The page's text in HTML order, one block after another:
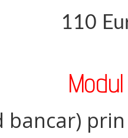
110
bancar)